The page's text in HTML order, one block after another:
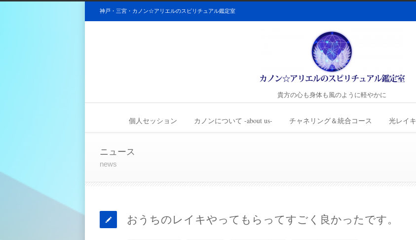
神戸・三宮・カノン☆アリエルのスピリチュアル鑑定室
貴方の心も身体も風のように軽やかに
個人セッション カノンについて -about us- チャネリング＆統合コース 光レイキ
ニュース
news
おうちのレイキやってもらってすごく良かったです。